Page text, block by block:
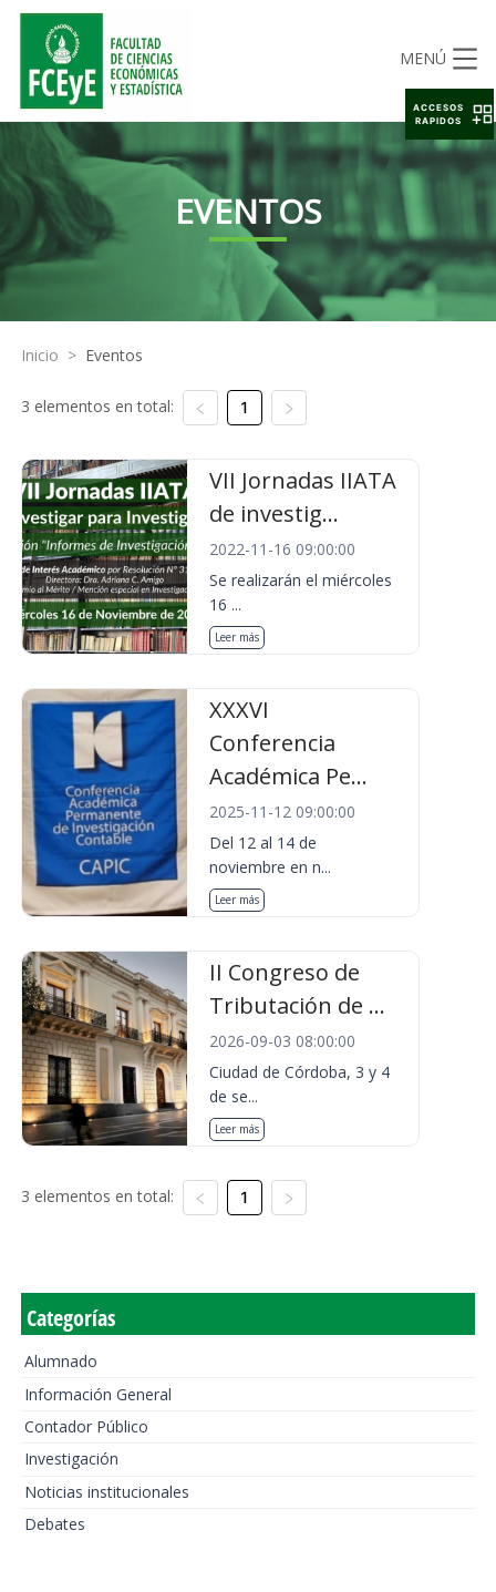
MENÚ
EVENTOS
Inicio > Eventos
3 elementos en total: 1
VII Jornadas IIATA
de investig...
2022-11-16 09:00:00
Se realizarán el miércoles
16 ...
Leer más
XXXVI
Conferencia
Académica Pe...
2025-11-12 09:00:00
Del 12 al 14 de
noviembre en n...
Leer más
II Congreso de
Tributación de ...
2026-09-03 08:00:00
Ciudad de Córdoba, 3 y 4
de se...
Leer más
3 elementos en total: 1
Categorías
Alumnado
Información General
Contador Público
Investigación
Noticias institucionales
Debates
ACCESOS
RAPIDOS